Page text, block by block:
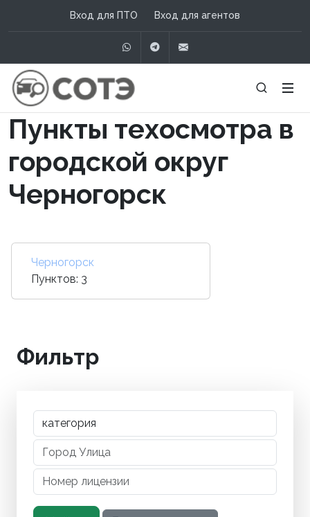
Вход для ПТО Вход для агентов
WhatsAppTelegram
Пункты техосмотра в
городской округ
Черногорск
Черногорск
Пунктов: 3
Фильтр